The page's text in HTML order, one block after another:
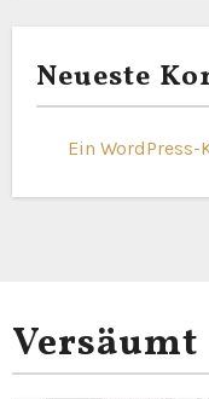
Neueste
Ein
Versäumt